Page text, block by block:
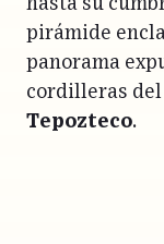
hasta su
pirámide
panorama
cordilleras del
Tepozteco.